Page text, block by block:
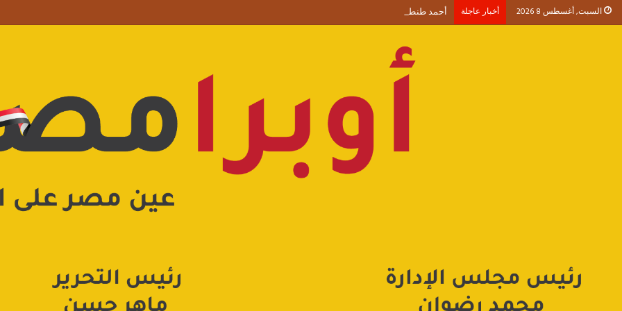
السبت, أغسطس 8 2026 أخبار عاجلة أحمد طنطاوي يكتب حين يصبح الوجود علامة استفهام